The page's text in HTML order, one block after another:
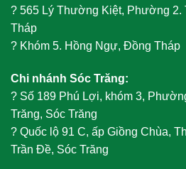
? 565 Lý Thường Kiệt, Phường 2.
Tháp
? Khóm 5. Hồng Ngự, Đồng Tháp
Chi nhánh Sóc Trăng:
? Số 189 Phú Lợi, khóm 3,
Trăng, Sóc Trăng
? Quốc lộ 91 C, ấp Giồng Chùa,
Trần Đề, Sóc Trăng